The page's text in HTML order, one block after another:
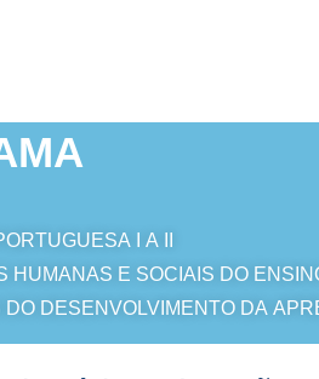
I A II
HUMANAS E SOCIAIS DO
DO DESENVOLVIMENTO DA